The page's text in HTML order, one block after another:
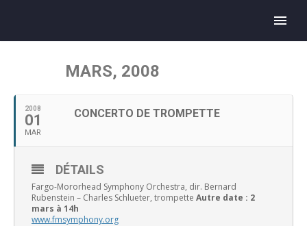
MARS, 2008
2008
01
MAR
CONCERTO DE TROMPETTE
DÉTAILS
Fargo-Mororhead Symphony Orchestra, dir. Bernard
Rubenstein – Charles Schlueter, trompette Autre date : 2
mars à 14h
www.fmsymphony.org